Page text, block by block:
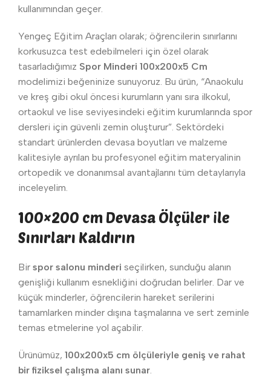
kullanımından geçer.
Yengeç Eğitim Araçları olarak; öğrencilerin sınırlarını
korkusuzca test edebilmeleri için özel olarak
tasarladığımız Spor Minderi 100x200x5 Cm
modelimizi beğeninize sunuyoruz. Bu ürün, “Anaokulu
ve kreş gibi okul öncesi kurumların yanı sıra ilkokul,
ortaokul ve lise seviyesindeki eğitim kurumlarında spor
dersleri için güvenli zemin oluşturur”. Sektördeki
standart ürünlerden devasa boyutları ve malzeme
kalitesiyle ayrılan bu profesyonel eğitim materyalinin
ortopedik ve donanımsal avantajlarını tüm detaylarıyla
inceleyelim.
100×200 cm Devasa Ölçüler ile
Sınırları Kaldırın
Bir spor salonu minderi seçilirken, sunduğu alanın
genişliği kullanım esnekliğini doğrudan belirler. Dar ve
küçük minderler, öğrencilerin hareket serilerini
tamamlarken minder dışına taşmalarına ve sert zeminle
temas etmelerine yol açabilir.
Ürünümüz, 100x200x5 cm ölçüleriyle geniş ve rahat
bir fiziksel çalışma alanı sunar.